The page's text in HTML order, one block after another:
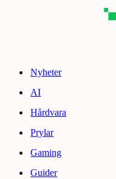
Nyheter
AI
Hårdvara
Prylar
Gaming
Guider